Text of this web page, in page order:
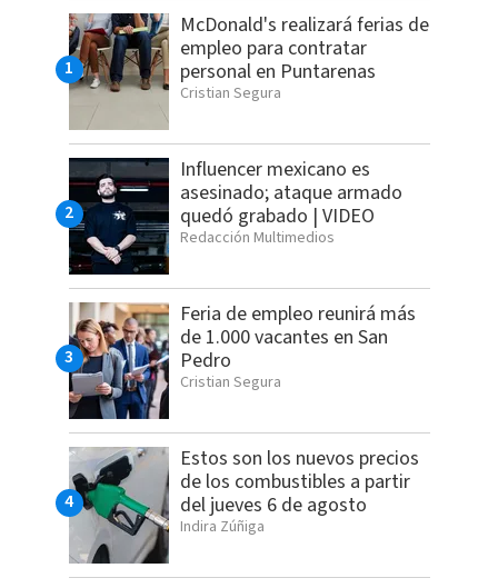
McDonald's realizará ferias de
empleo para contratar
personal en Puntarenas
Cristian Segura
Influencer mexicano es
asesinado; ataque armado
quedó grabado | VIDEO
Redacción Multimedios
Feria de empleo reunirá más
de 1.000 vacantes en San
Pedro
Cristian Segura
Estos son los nuevos precios
de los combustibles a partir
del jueves 6 de agosto
Indira Zúñiga